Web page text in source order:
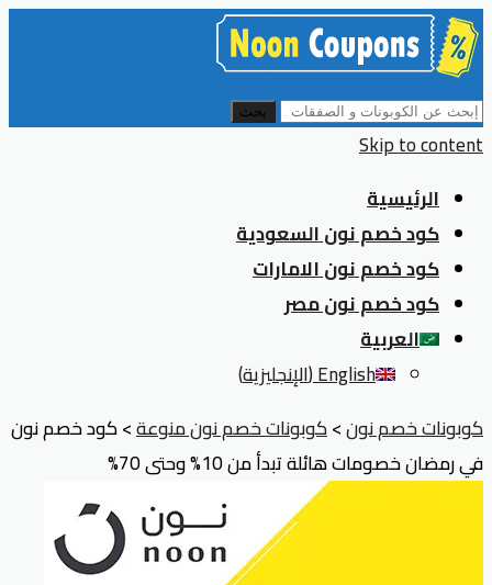
بحث
Skip to content
الرئيسية
كود خصم نون السعودية
كود خصم نون الامارات
كود خصم نون مصر
العربية
English
(الإنجليزية)
كوبونات خصم نون>كوبونات خصم نون منوعة>كود خصم نون
في رمضان خصومات هائلة تبدأ من 10% وحتى 70%